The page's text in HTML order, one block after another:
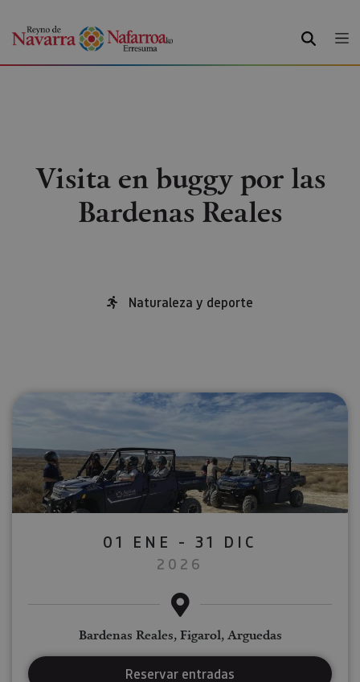
BUSCAR
Visita en buggy por las
Bardenas Reales
Naturaleza y deporte
01 ENE - 31 DIC
2026
Bardenas Reales, Figarol, Arguedas
Reservar entradas